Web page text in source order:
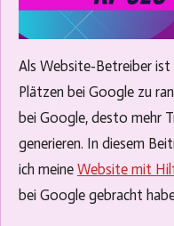
Als Website-Betreiber ist
Plätzen bei Google zu
bei Google, desto mehr
generieren. In diesem
ich meine Website mit
bei Google gebracht